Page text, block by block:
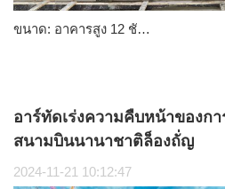
ขนาด: อาคารสูง 12 ชั…
อาร์ทัดเร่งความคืบหน้าของก
สนามบินนานาชาติล็องถั่ญ
2024-11-21 10:12:47